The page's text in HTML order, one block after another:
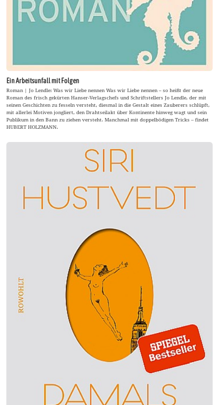
Ein Arbeitsunfall mit Folgen
Roman | Jo Lendle: Was wir Liebe nennen Was wir Liebe nennen – so heißt der neue
Roman des frisch gekürten Hanser-Verlagschefs und Schriftstellers Jo Lendle, der mit
seinen Geschichten zu fesseln versteht, diesmal in die Gestalt eines Zauberers schlüpft,
mit allerlei Motiven jongliert, den Drahtseilakt über Kontinente hinweg wagt und sein
Publikum in den Bann zu ziehen versteht. Manchmal mit doppelbödigen Tricks – findet
HUBERT HOLZMANN.